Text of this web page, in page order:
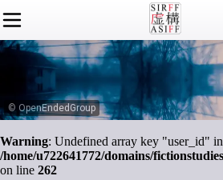
L'ASSOCIATION
À PROPOS
ADHÉSION
ACTUALITÉS
NOS
SÉMINAIRES
ACTUALITÉS SUR LA
ÉVÉNEMENTS
MEMBRES
LE CONSEIL
MEMBRES
© OpenEndedGroup
Warning: Undefined array key "user_id" in
/home/u722641772/domains/
on line 262